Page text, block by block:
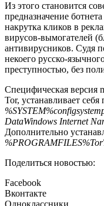
Из этого становится
предназначение
накрутка кликов в
вирусов-вымогателей
антивирусников. Судя
некоего русско-
преступностью, без
Специфическая версия
Tor, устанавливает
DataWindows Internet
Дополнительно
Поделиться новостью:
Facebook
Вконтакте